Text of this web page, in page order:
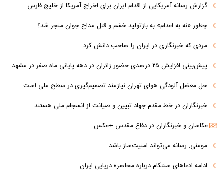
گزارش رسانه آمریکایی از اقدام ایران برای اخراج آمریکا از خلیج فارس
چطور «نه به اعدام» به بازتولید خشم و قتل مداح جوان منجر شد؟
مردی که خبرنگاری در ایران را صاحب دانش کرد
پیش‌بینی افزایش ۲۵ درصدی حضور زائران در دهه پایانی ماه صفر در مشهد
حل معضل آلودگی هوای تهران نیازمند تصمیم‌گیری در سطح ملی است
خبرنگاران در خط مقدم جهاد تبیین و صیانت از انسجام ملی هستند
عکاسان و خبرنگاران در دفاع مقدس +عکس
مومنی: رسانه می‌تواند امنیت‌ساز باشد
ادامه ادعاهای سنتکام درباره محاصره دریایی ایران